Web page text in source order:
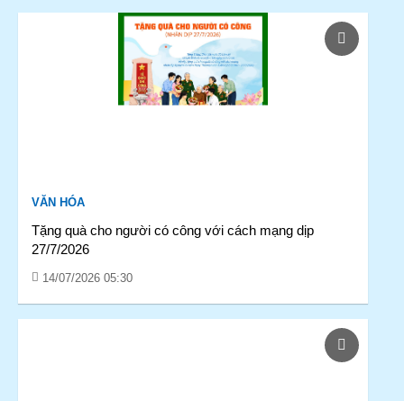
VĂN HÓA
Tặng quà cho người có công với cách mạng dịp
27/7/2026
14/07/2026 05:30